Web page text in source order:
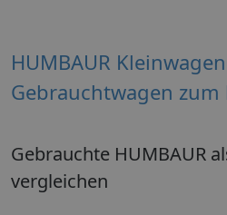
HUMBAUR
Gebrauchtwagen zum
Gebrauchte HUMBAUR
vergleichen